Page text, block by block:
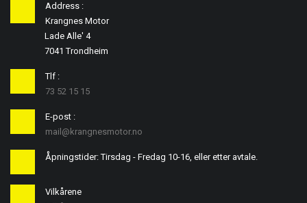
Address :
Krangnes Motor
Lade Alle' 4
7041 Trondheim
Tlf :
73 52 15 15
E-post :
mail@krangnesmotor.no
Åpningstider: Tirsdag - Fredag 10-16, eller etter avtale.
Vilkårene